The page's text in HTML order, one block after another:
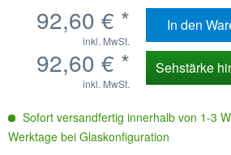
92,60 € *
inkl. MwSt.
In den
92,60 € *
inkl. MwSt.
Sehstärke
Sofort versandfertig innerhalb von 1-3
Werktage bei Glaskonfiguration